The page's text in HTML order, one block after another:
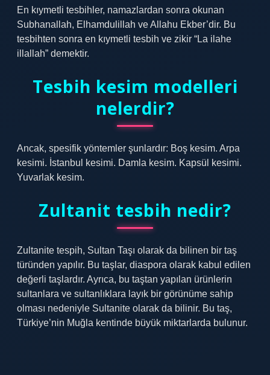
En kıymetli tesbihler, namazlardan sonra okunan
Subhanallah, Elhamdulillah ve Allahu Ekber’dir. Bu
tesbihten sonra en kıymetli tesbih ve zikir “La ilahe
illallah” demektir.
Tesbih kesim modelleri
nelerdir?
Ancak, spesifik yöntemler şunlardır: Boş kesim. Arpa
kesimi. İstanbul kesimi. Damla kesim. Kapsül kesimi.
Yuvarlak kesim.
Zultanit tesbih nedir?
Zultanite tespih, Sultan Taşı olarak da bilinen bir taş
türünden yapılır. Bu taşlar, diaspora olarak kabul edilen
değerli taşlardır. Ayrıca, bu taştan yapılan ürünlerin
sultanlara ve sultanlıklara layık bir görünüme sahip
olması nedeniyle Sultanite olarak da bilinir. Bu taş,
Türkiye’nin Muğla kentinde büyük miktarlarda bulunur.